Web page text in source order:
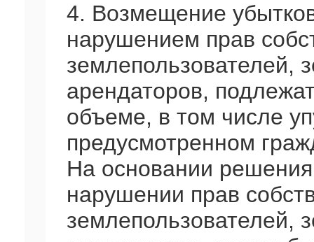
4. Возмещение
нарушением прав
землепользователей,
арендаторов,
объеме, в том числе
предусмотренном
На основании
нарушении прав
землепользователей,